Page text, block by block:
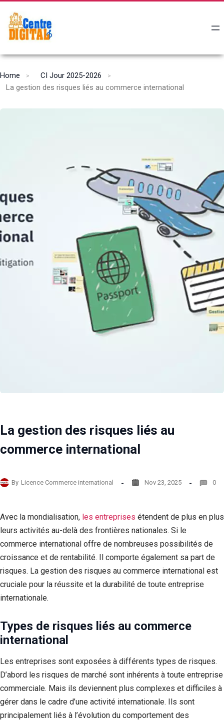
Home
CI Jour 2025-2026
La gestion des risques liés au commerce international
La gestion des risques liés au
commerce international
By Licence Commerce international Nov 23, 2025 0
Avec la mondialisation, les entreprises étendent de plus en plus
leurs activités au-delà des frontières nationales. Si le
commerce international offre de nombreuses possibilités de
croissance et de rentabilité. Il comporte également sa part de
risques. La gestion des risques au commerce international est
cruciale pour la réussite et la durabilité de toute entreprise
internationale.
Types de risques liés au commerce
international
Les entreprises sont exposées à différents types de risques.
D’abord les risques de marché sont inhérents à toute entreprise
commerciale. Mais ils deviennent plus complexes et difficiles à
gérer dans le cadre d’une activité internationale. Ils sont
principalement liés à l’évolution du comportement des